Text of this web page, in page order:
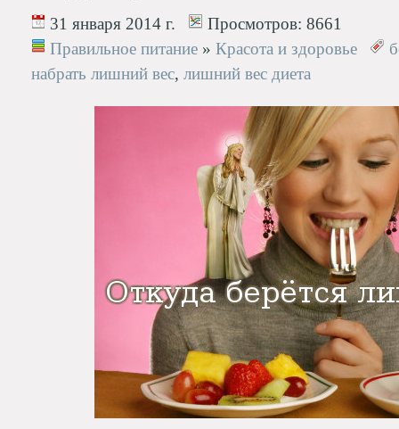
31 января 2014 г. Просмотров: 8661
Правильное питание » Красота и здоровье
набрать лишний вес, лишний вес диета